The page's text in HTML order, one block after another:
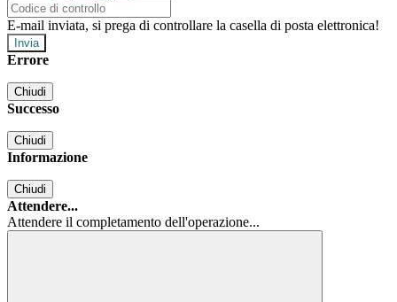
E-mail inviata, si prega di controllare la casella di posta elettronica!
Errore
Chiudi
Successo
Chiudi
Informazione
Chiudi
Attendere...
Attendere il completamento dell'operazione...